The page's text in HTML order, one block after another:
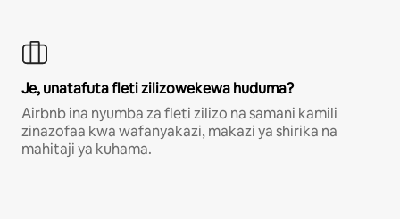
Je, unatafuta fleti zilizowekewa huduma?
Airbnb ina nyumba za fleti zilizo na samani kamili
zinazofaa kwa wafanyakazi, makazi ya shirika na
mahitaji ya kuhama.